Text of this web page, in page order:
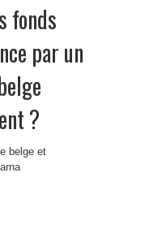
fonds
par un
?
belge et